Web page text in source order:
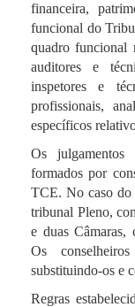
VIII - os
Assembléia
sociedades
jurídicas
do Conselho
de atos de
respectivas
IX –
receba ou
estaduais ou
PPP e
acrescentado
2012).
um dispositivo
incluir
usado, o ID
endereço IP do
operacional do
Internet móvel
exclusivos de
Os Dados de
ferramentas
6.1 - Dados
O Tribunal usa
semelhantes
financeira,
funcional do
quadro funcional
auditores e
inspetores e
profissionais,
específicos
Os julgamentos
formados por
TCE. No caso do
tribunal Pleno,
e duas Câmaras,
Os
substituindo-os e
Regras